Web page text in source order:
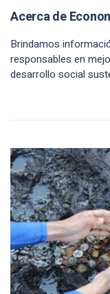
Acerca de
Brindamos
responsables en
desarrollo social